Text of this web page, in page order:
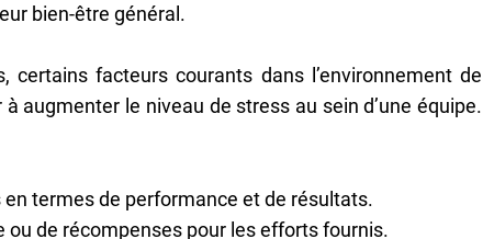
bien-être général.
certains facteurs courants dans l’environnement de
augmenter le niveau de stress au sein d’une équipe.
termes de performance et de résultats.
ou de récompenses pour les efforts fournis.